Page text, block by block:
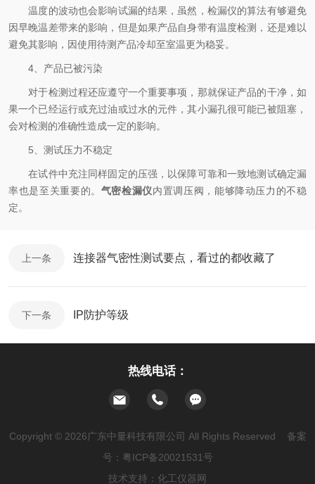
温度的波动也会影响试漏的结果，虽然，检漏仪的算法有够避免
因早晚温差带来的影响，但是如果产品自身带有温度检测，还是难以
避免其影响，因使用待测产品冷却至室温更为稳妥。
4、产品已被污染
对于检测过程还应遵守一个重要事项，那就保证产品的干净，如
果一个已经运行或充过油或过水的元件，其小漏孔很可能已被阻塞，
会对检测的准确性造成一定的影响。
5、测试压力不稳定
在试件中充注同样固定的压强，以保障可靠和一致地测试确定漏
率也是至关重要的。 气密检漏仪内置调压阀，能够降动压力的不稳
定。
上一条 连接器气密性测试要点，看过的都收藏了
下一条 IP防护等级
热线电话：
Copyright © 2026广东中量科技有限公司 All Rights Reserved 备案
号： 粤ICP备20021531号
技术支持： 化工仪器网